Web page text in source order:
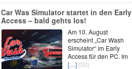
Car Was Simulator startet in den Early
Access – bald gehts los!
Am 10. August
erscheint „Car Wash
Simulator“ im Early
Access für den PC. Im
[…] (00)